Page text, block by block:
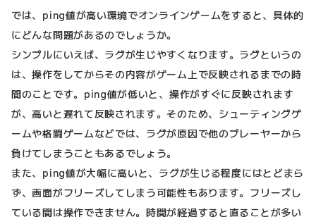
では、ping値が高い環境でオンラインゲームをすると、具体的
にどんな問題があるのでしょうか。
シンプルにいえば、ラグが生じやすくなります。ラグというの
は、操作をしてからその内容がゲーム上で反映されるまでの時
間のことです。ping値が低いと、操作がすぐに反映されます
が、高いと遅れて反映されます。そのため、シューティングゲ
ームや格闘ゲームなどでは、ラグが原因で他のプレーヤーから
負けてしまうこともあるでしょう。
また、ping値が大幅に高いと、ラグが生じる程度にはとどまら
ず、画面がフリーズしてしまう可能性もあります。フリーズし
ている間は操作できません。時間が経過すると直ることが多い